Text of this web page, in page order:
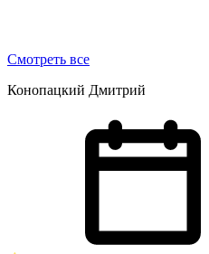
Смотреть все
Конопацкий Дмитрий